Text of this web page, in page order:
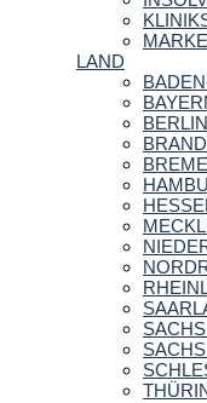
LAND
BERLIN